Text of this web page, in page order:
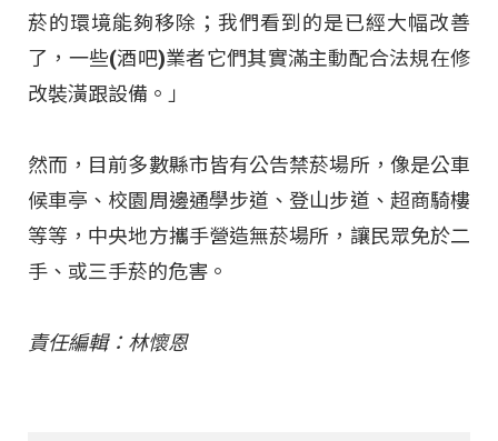
菸的環境能夠移除；我們看到的是已經大幅改善
了，一些(酒吧)業者它們其實滿主動配合法規在修
改裝潢跟設備。」
然而，目前多數縣市皆有公告禁菸場所，像是公車
候車亭、校園周邊通學步道、登山步道、超商騎樓
等等，中央地方攜手營造無菸場所，讓民眾免於二
手、或三手菸的危害。
責任編輯：林懷恩